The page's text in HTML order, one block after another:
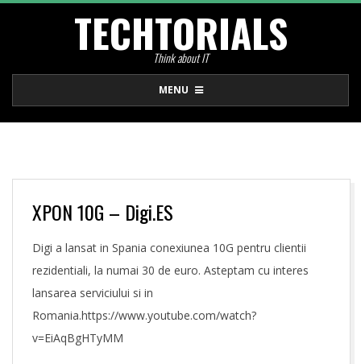
TECHTORIALS
Think about IT
Navigation
MENU
XPON 10G – Digi.ES
Digi a lansat in Spania conexiunea 10G pentru clientii
rezidentiali, la numai 30 de euro. Asteptam cu interes
lansarea serviciului si in
Romania.https://www.youtube.com/watch?
v=EiAqBgHTyMM